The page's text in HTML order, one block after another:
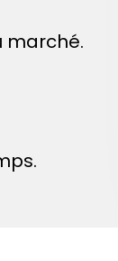
marché.